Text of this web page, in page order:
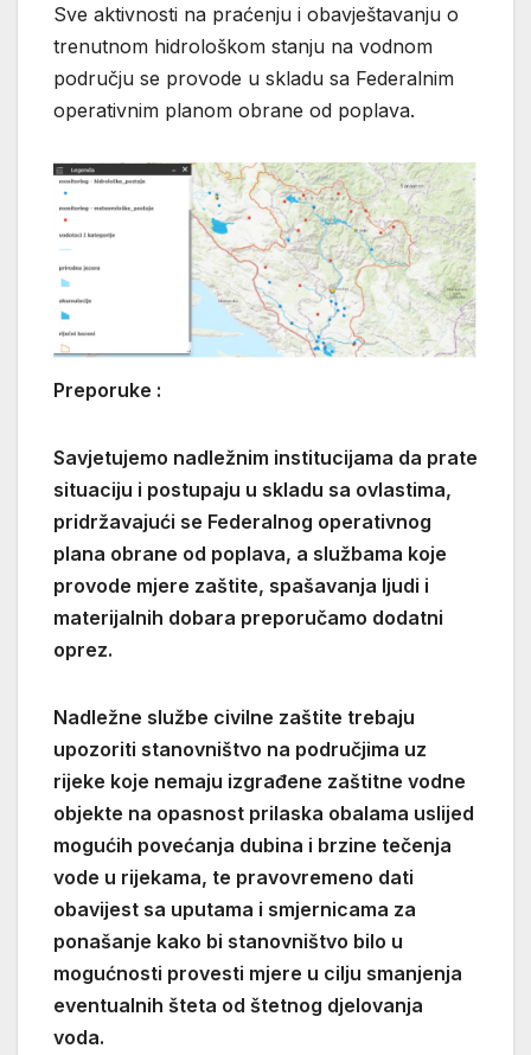
Sve aktivnosti na praćenju i obavještavanju o
trenutnom hidrološkom stanju na vodnom
području se provode u skladu sa Federalnim
operativnim planom obrane od poplava.
Preporuke :
Savjetujemo nadležnim institucijama da prate
situaciju i postupaju u skladu sa ovlastima,
pridržavajući se Federalnog operativnog
plana obrane od poplava, a službama koje
provode mjere zaštite, spašavanja ljudi i
materijalnih dobara preporučamo dodatni
oprez.
Nadležne službe civilne zaštite trebaju
upozoriti stanovništvo na područjima uz
rijeke koje nemaju izgrađene zaštitne vodne
objekte na opasnost prilaska obalama uslijed
mogućih povećanja dubina i brzine tečenja
vode u rijekama, te pravovremeno dati
obavijest sa uputama i smjernicama za
ponašanje kako bi stanovništvo bilo u
mogućnosti provesti mjere u cilju smanjenja
eventualnih šteta od štetnog djelovanja
voda.